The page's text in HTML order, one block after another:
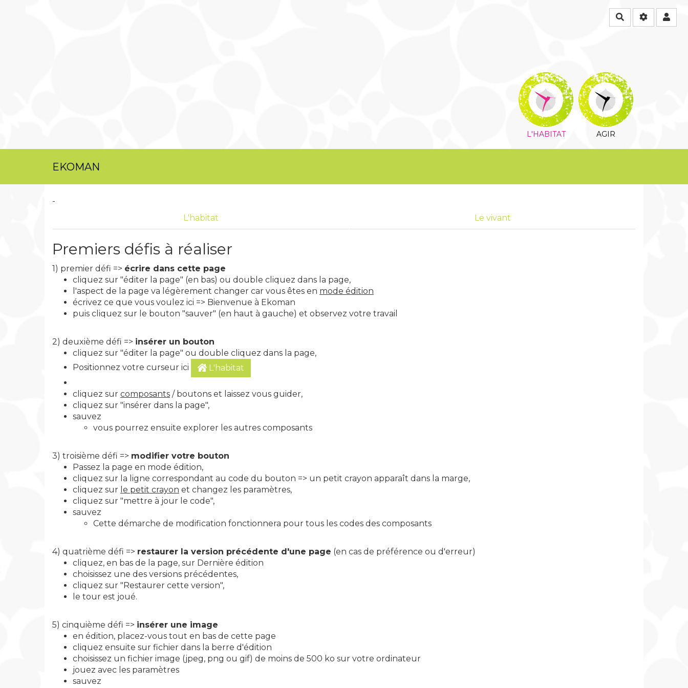
Rechercher
EKOMAN
L'HABITAT AGIR
-
L'habitat
Le vivant
Premiers défis à réaliser
1) premier défi => écrire dans cette page
cliquez sur "éditer la page" (en bas) ou double cliquez dans la page,
l'aspect de la page va légèrement changer car vous êtes en mode édition
écrivez ce que vous voulez ici => Bienvenue à Ekoman
puis cliquez sur le bouton "sauver" (en haut à gauche) et observez votre travail
2) deuxième défi => insérer un bouton
cliquez sur "éditer la page" ou double cliquez dans la page,
Positionnez votre curseur ici
L'habitat
cliquez sur composants / boutons et laissez vous guider,
cliquez sur "insérer dans la page",
sauvez
vous pourrez ensuite explorer les autres composants
3) troisième défi => modifier votre bouton
Passez la page en mode édition,
cliquez sur la ligne correspondant au code du bouton => un petit crayon apparaît dans la marge,
cliquez sur le petit crayon et changez les paramètres,
cliquez sur "mettre à jour le code",
sauvez
Cette démarche de modification fonctionnera pour tous les codes des composants
4) quatrième défi => restaurer la version précédente d'une page (en cas de préférence ou d'erreur)
cliquez, en bas de la page, sur Dernière édition
choisissez une des versions précédentes,
cliquez sur "Restaurer cette version",
le tour est joué.
5) cinquième défi => insérer une image
en édition, placez-vous tout en bas de cette page
cliquez ensuite sur fichier dans la berre d'édition
choisissez un fichier image (jpeg, png ou gif) de moins de 500 ko sur votre ordinateur
jouez avec les paramètres
sauvez